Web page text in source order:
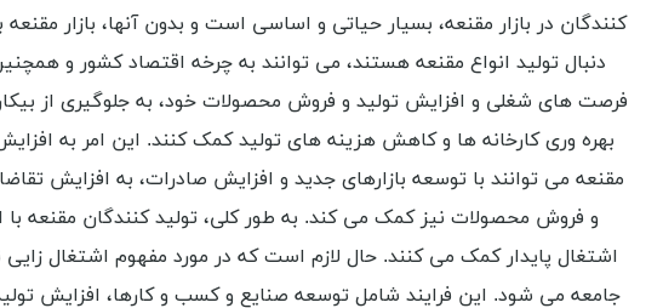
کنندگان در بازار مقنعه، بسیار حیاتی و اساسی است و بدون آنها، بازار
دنبال تولید انواع مقنعه هستند، می توانند به چرخه اقتصاد کشور و
فرصت های شغلی و افزایش تولید و فروش محصولات خود، به جلوگیری از
بهره وری کارخانه ها و کاهش هزینه های تولید کمک کنند. این امر به
مقنعه می توانند با توسعه بازارهای جدید و افزایش صادرات، به افزایش
و فروش محصولات نیز کمک می کند. به طور کلی، تولید کنندگان مقنعه
اشتغال پایدار کمک می کنند. حال لازم است که در مورد مفهوم اشتغال
جامعه می شود. این فرایند شامل توسعه صنایع و کسب و کارها، افزایش